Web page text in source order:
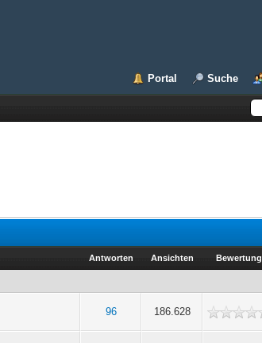
Portal Suche
Antworten Ansichten Bewertung
96 186.628